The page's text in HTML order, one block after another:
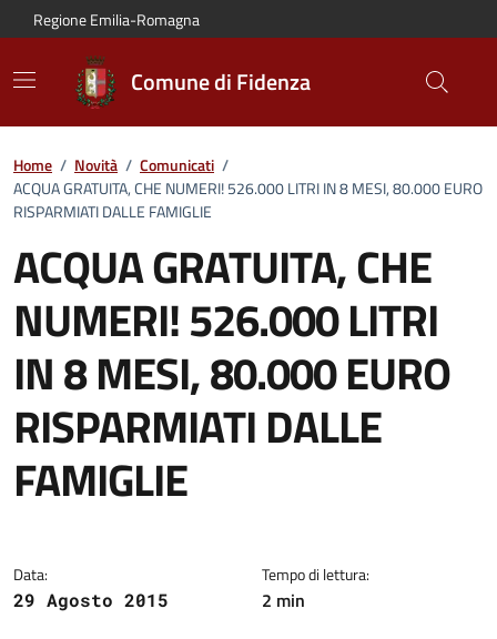
Vai al contenuto principale
Vai alla navigazione del sito
Vai al piede di pagina
Regione Emilia-Romagna
Comune di Fidenza
Home / Novità / Comunicati /
ACQUA GRATUITA, CHE NUMERI! 526.000 LITRI IN 8 MESI, 80.000 EURO
RISPARMIATI DALLE FAMIGLIE
ACQUA GRATUITA, CHE
NUMERI! 526.000 LITRI
IN 8 MESI, 80.000 EURO
RISPARMIATI DALLE
FAMIGLIE
Data:
29 Agosto 2015
Tempo di lettura:
2 min